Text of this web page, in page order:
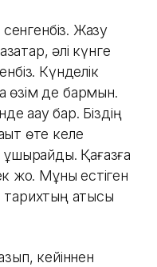
сенгенбіз. Жазу
әлі күнге
Күнделік
өзім де бармын.
ақау бар. Біздің
өте келе
Қағазға
жоқ. Мұны естіген
қатысы
кейіннен